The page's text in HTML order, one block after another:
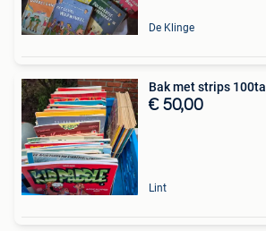
De Klinge
Bak met strips 100tal
€ 50,00
Lint